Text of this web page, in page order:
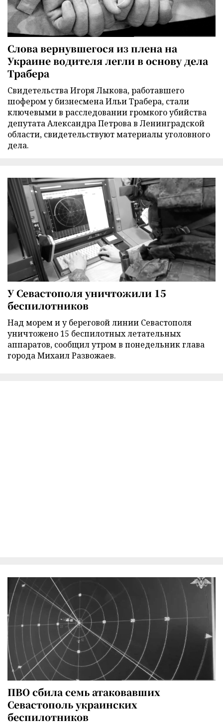
Слова вернувшегося из плена на
Украине водителя легли в основу дела
Трабера
Свидетельства Игоря Лыкова, работавшего
шофером у бизнесмена Ильи Трабера, стали
ключевыми в расследовании громкого убийства
депутата Александра Петрова в Ленинградской
области, свидетельствуют материалы уголовного
дела.
У Севастополя уничтожили 15
беспилотников
Над морем и у береговой линии Севастополя
уничтожено 15 беспилотных летательных
аппаратов, сообщил утром в понедельник глава
города Михаил Развожаев.
ПВО сбила семь атаковавших
Севастополь украинских
беспилотников